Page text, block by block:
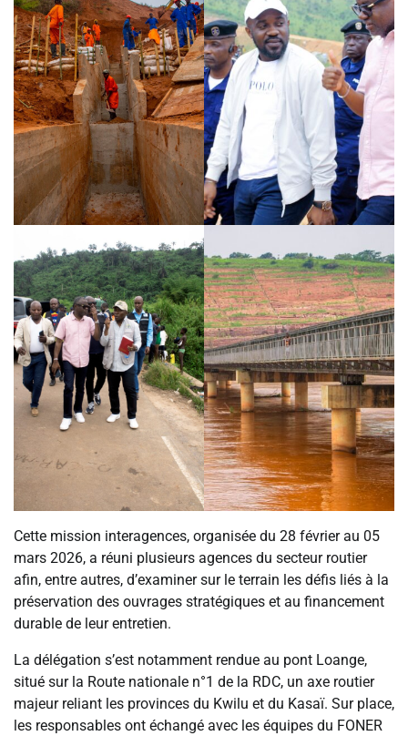
Cette mission interagences, organisée du 28 février au 05
mars 2026, a réuni plusieurs agences du secteur routier
afin, entre autres, d’examiner sur le terrain les défis liés à la
préservation des ouvrages stratégiques et au financement
durable de leur entretien.
La délégation s’est notamment rendue au pont Loange,
situé sur la Route nationale n°1 de la RDC, un axe routier
majeur reliant les provinces du Kwilu et du Kasaï. Sur place,
les responsables ont échangé avec les équipes du FONER